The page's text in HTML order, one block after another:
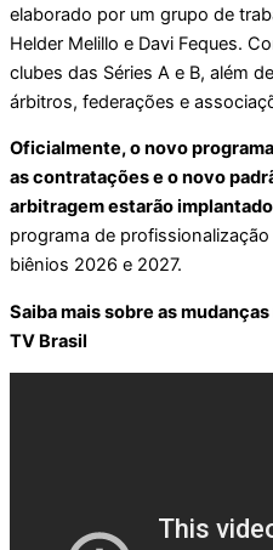
elaborado por um grupo de
Helder Melillo e Davi Feques.
clubes das Séries A e B, além
árbitros, federações e
Oficialmente, o novo
as contratações e o novo
arbitragem estarão
programa de
biênios 2026 e 2027.
Saiba mais sobre as
TV Brasil